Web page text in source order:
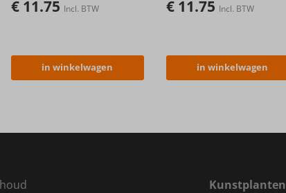
€11.75 Incl. BTW
in winkelwagen
€11.75 Incl. BTW
in winkelwagen
Kunstplanten